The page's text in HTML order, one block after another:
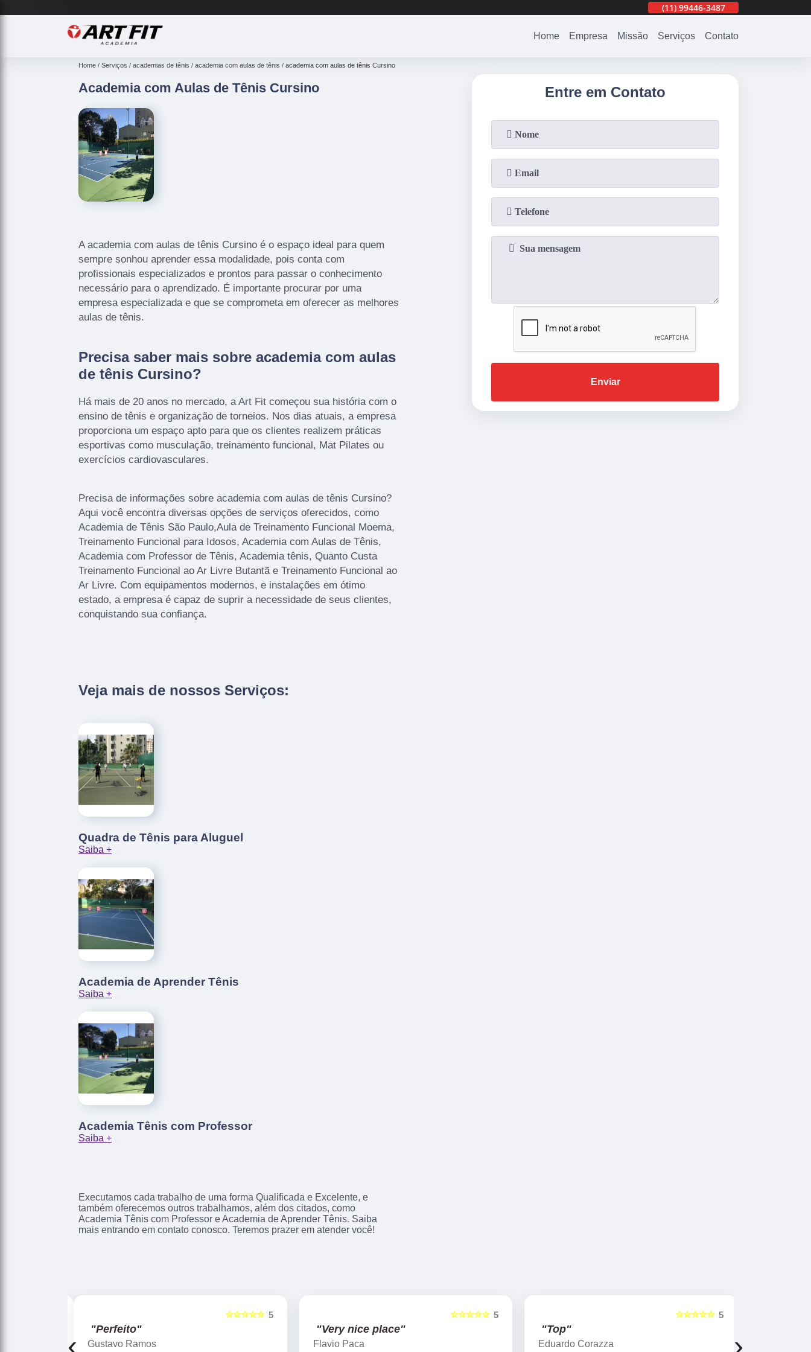
(11) 99446-3487
Home Empresa Missão Serviços Contato
Home Serviços academias de tênis academia com aulas de tênis academia com aulas de tênis Cursino
Academia com Aulas de Tênis Cursino
A academia com aulas de tênis Cursino é o espaço ideal para quem
sempre sonhou aprender essa modalidade, pois conta com
profissionais especializados e prontos para passar o conhecimento
necessário para o aprendizado. É importante procurar por uma
empresa especializada e que se comprometa em oferecer as melhores
aulas de tênis.
Precisa saber mais sobre academia com aulas
de tênis Cursino?
Há mais de 20 anos no mercado, a Art Fit começou sua história com o
ensino de tênis e organização de torneios. Nos dias atuais, a empresa
proporciona um espaço apto para que os clientes realizem práticas
esportivas como musculação, treinamento funcional, Mat Pilates ou
exercícios cardiovasculares.
Precisa de informações sobre academia com aulas de tênis Cursino?
Aqui você encontra diversas opções de serviços oferecidos, como
Academia de Tênis São Paulo,Aula de Treinamento Funcional Moema,
Treinamento Funcional para Idosos, Academia com Aulas de Tênis,
Academia com Professor de Tênis, Academia tênis, Quanto Custa
Treinamento Funcional ao Ar Livre Butantã e Treinamento Funcional ao
Ar Livre. Com equipamentos modernos, e instalações em ótimo
estado, a empresa é capaz de suprir a necessidade de seus clientes,
conquistando sua confiança.
Veja mais de nossos Serviços:
Quadra de Tênis para Aluguel
Saiba +
Academia de Aprender Tênis
Saiba +
Academia Tênis com Professor
Saiba +
Executamos cada trabalho de uma forma Qualificada e Excelente, e
também oferecemos outros trabalhamos, além dos citados, como
Academia Tênis com Professor e Academia de Aprender Tênis. Saiba
mais entrando em contato conosco. Teremos prazer em atender você!
Entre em Contato
Enviar
5
☆☆☆☆☆
"Perfeito"
Gustavo Ramos
5
☆☆☆☆☆
"Very nice place"
Flavio Paca
5
☆☆☆☆☆
"Top"
Eduardo Corazza